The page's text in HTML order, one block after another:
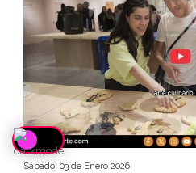
Sábado, 03 de Enero 2026